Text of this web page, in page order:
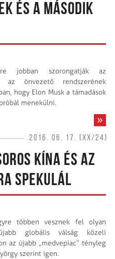
ÉS A MÁSODIK
jobban szorongatják az
az önvezető rendszerének
hogy Elon Musk a támadások
menekülni.
2016. 06. 17. (XX/24)
KÍNA ÉS AZ
SPEKULÁL
többen vesznek fel olyan
globális válság közeli
az újabb „medvepiac” tényleg
szerint igen.